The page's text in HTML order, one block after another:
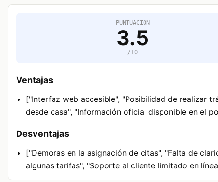
PUNTUACION
3.5
/10
Ventajas
["Interfaz web accesible", "Posibilidad de realizar
desde casa", "Información oficial disponible en el
Desventajas
["Demoras en la asignación de citas", "Falta de
algunas tarifas", "Soporte al cliente limitado en